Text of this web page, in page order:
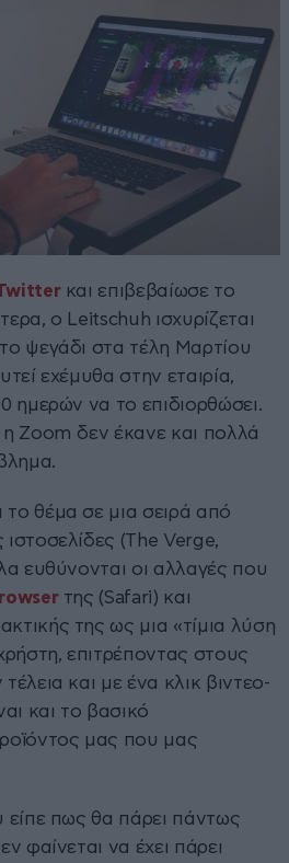
και επιβεβαίωσε το
ο Leitschuh ισχυρίζεται
ψεγάδι στα τέλη Μαρτίου
εχέμυθα στην εταιρία,
ημερών να το επιδιορθώσει.
Zoom δεν έκανε και πολλά
θέμα σε μια σειρά από
ιστοσελίδες (The Verge,
ευθύνονται οι αλλαγές που
της (Safari) και
της ως μια «τίμια λύση
επιτρέποντας στους
και με ένα κλικ βιντεο-
και το βασικό
μας που μας
είπε πως θα πάρει πάντως
φαίνεται να έχει πάρει